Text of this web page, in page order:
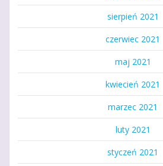
sierpień 2021
czerwiec 2021
maj 2021
kwiecień 2021
marzec 2021
luty 2021
styczeń 2021